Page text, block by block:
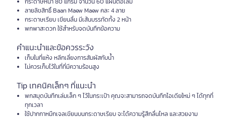
ลายลิขสิทธิ์ Baan Maew Maew คละ 4 ลาย
กระดาษเรียบ เขียนลื่น มีเส้นบรรทัดทั้ง 2 หน้า
พกพาสะดวก ใช้สำหรับจดบันทึกข้อความ
คำแนะนำและข้อควรระวัง
เก็บในที่แห้ง หลีกเลี่ยงการสัมผัสกับน้ำ
ไม่ควรเก็บไว้ในที่ที่มีความร้อนสูง
Tip เทคนิคเล็กๆ ที่แนะนำ
พกสมุดบันทึกเล่มเล็ก ๆ ไว้ในกระเป๋า คุณจะสามารถจดบันทึกไอเดียใหม่ ๆ ได้ทุกที่
ทุกเวลา
ใช้ปากกาหมึกเจลเขียนบนกระดาษเรียบ จะได้ความรู้สึกลื่นไหล และสวยงาม